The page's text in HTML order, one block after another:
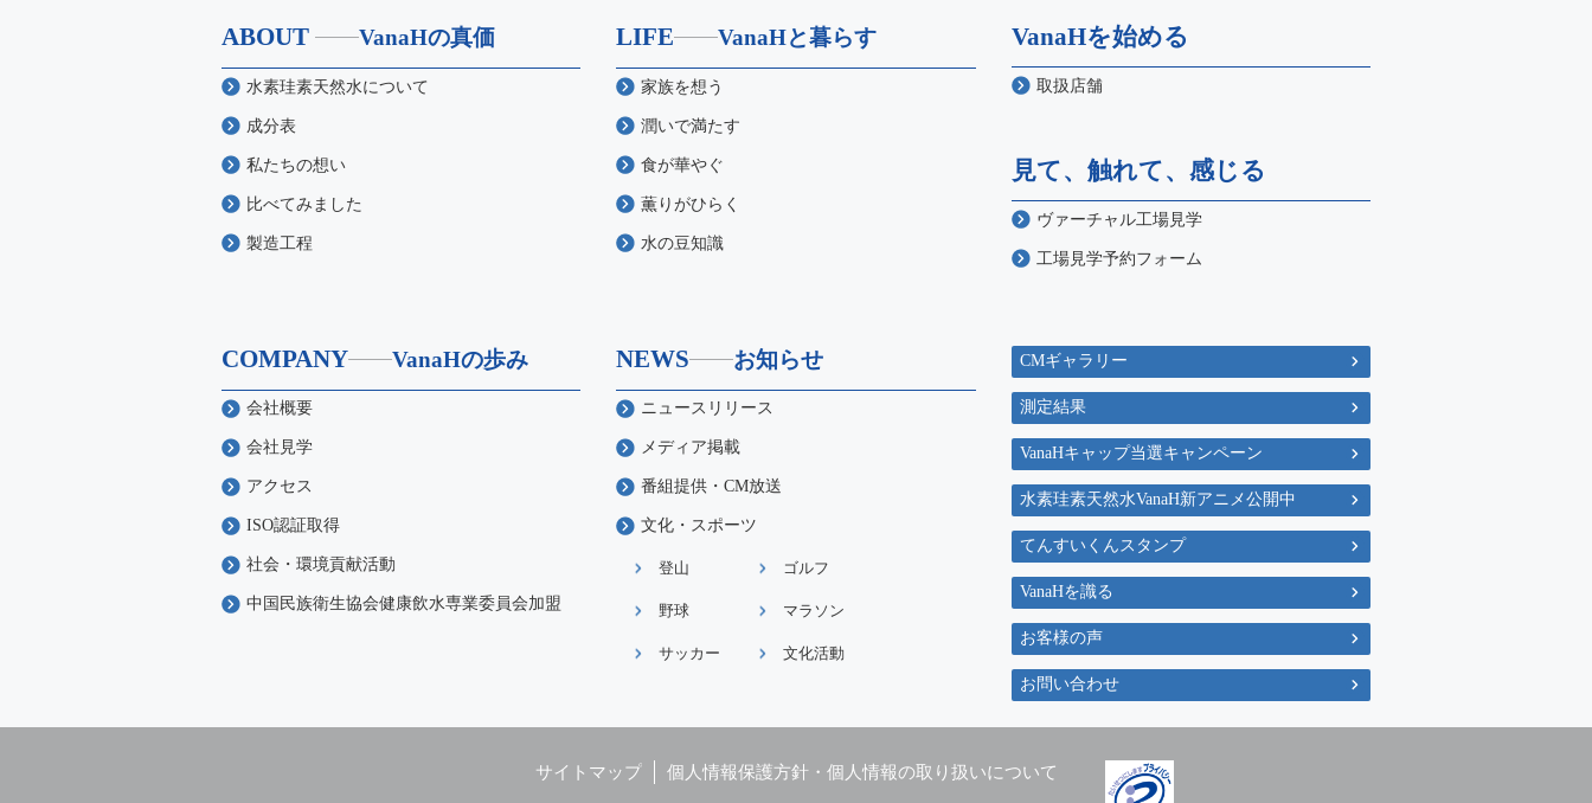
ABOUT VanaHの真価
水素珪素天然水について
成分表
私たちの想い
比べてみました
製造工程
LIFE VanaHと暮らす
家族を想う
潤いで満たす
食が華やぐ
薫りがひらく
水の豆知識
VanaHを始める
取扱店舗
見て、触れて、感じる
ヴァーチャル工場見学
工場見学予約フォーム
COMPANY VanaHの歩み
会社概要
会社見学
アクセス
ISO認証取得
社会・環境貢献活動
中国民族衛生協会健康飲水専業委員会加盟
NEWS お知らせ
ニュースリリース
メディア掲載
番組提供・CM放送
文化・スポーツ
登山 ゴルフ
野球 マラソン
サッカー 文化活動
CMギャラリー
測定結果
VanaHキャップ当選キャンペーン
水素珪素天然水VanaH新アニメ公開中
てんすいくんスタンプ
VanaHを識る
お客様の声
お問い合わせ
サイトマップ 個人情報保護方針・個人情報の取り扱いについて